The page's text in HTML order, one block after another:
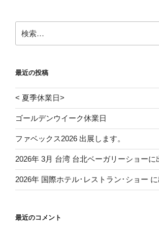
索:
最近の投稿
< 夏季休業日>
ゴールデンウイーク休業日
ファベックス2026 出展します。
2026年 3月 台湾 台北ベーガリーショーに
2026年 国際ホテル･レストラン･ショー に
最近のコメント